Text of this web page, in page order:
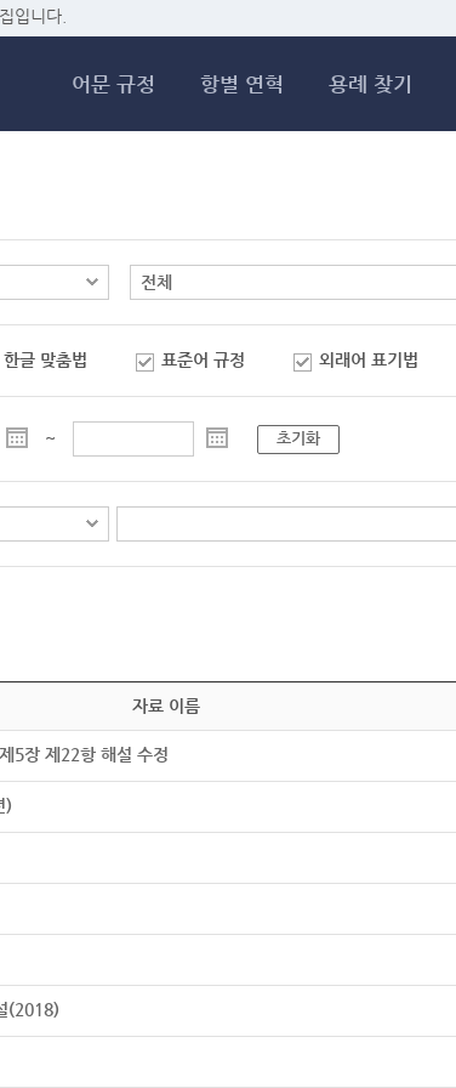
입니다.
어문 규정 항별 연혁 용례 찾기
한글 맞춤법 표준어 규정 외래어 표기법
~ 초기화
자료 이름
5장 제22항 해설 수정
)
(2018)